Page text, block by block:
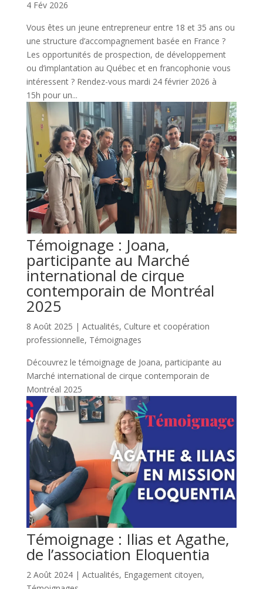
4 Fév 2026
Vous êtes un jeune entrepreneur entre 18 et 35 ans ou
une structure d’accompagnement basée en France ?
Les opportunités de prospection, de développement
ou d’implantation au Québec et en francophonie vous
intéressent ? Rendez-vous mardi 24 février 2026 à
15h pour un...
Témoignage : Joana,
participante au Marché
international de cirque
contemporain de Montréal
2025
8 Août 2025 | Actualités, Culture et coopération
professionnelle, Témoignages
Découvrez le témoignage de Joana, participante au
Marché international de cirque contemporain de
Montréal 2025
Témoignage : Ilias et Agathe,
de l’association Eloquentia
2 Août 2024| Actualités, Engagement citoyen,